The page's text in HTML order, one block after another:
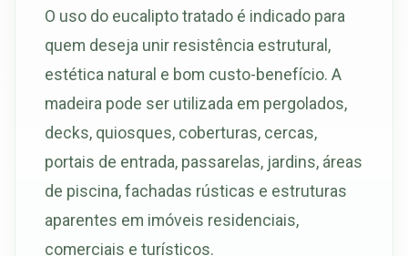
O uso do eucalipto tratado é indicado para
quem deseja unir resistência estrutural,
estética natural e bom custo-benefício. A
madeira pode ser utilizada em pergolados,
decks, quiosques, coberturas, cercas,
portais de entrada, passarelas, jardins, áreas
de piscina, fachadas rústicas e estruturas
aparentes em imóveis residenciais,
comerciais e turísticos.